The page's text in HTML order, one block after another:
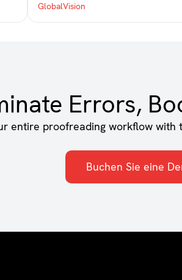
Errors,
entire proofreading workflow
Buchen Sie eine